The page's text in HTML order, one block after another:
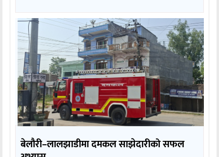
बेलौरी–लालझाडीमा दमकल साझेदारीको सफल